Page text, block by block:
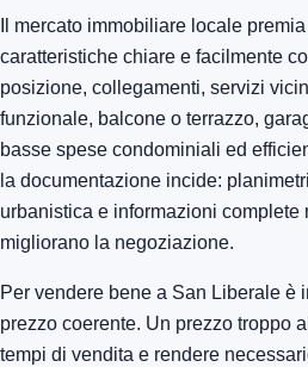
Il mercato immobiliare locale
caratteristiche chiare e facilmente
posizione, collegamenti, servizi
funzionale, balcone o terrazzo,
basse spese condominiali ed
la documentazione incide:
urbanistica e informazioni complete
migliorano la negoziazione.
Per vendere bene a San Liberale è
prezzo coerente. Un prezzo troppo
tempi di vendita e rendere